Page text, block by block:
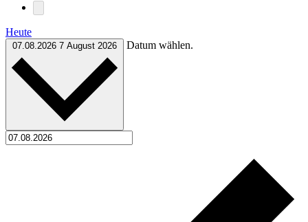
Heute
07.08.2026 7 August 2026 Datum wählen.